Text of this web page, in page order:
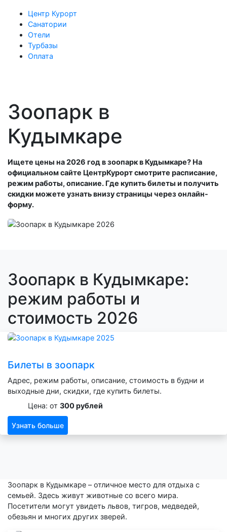
Центр Курорт
Санатории
Отели
Турбазы
Оплата
Зоопарк в
Кудымкаре
Ищете цены на 2026 год в зоопарк в Кудымкаре? На
официальном сайте ЦентрКурорт смотрите расписание,
режим работы, описание. Где купить билеты и получить
скидки можете узнать внизу страницы через онлайн-
форму.
Зоопарк в Кудымкаре:
режим работы и
стоимость 2026
Билеты в зоопарк
Адрес, режим работы, описание, стоимость в будни и
выходные дни, скидки, где купить билеты.
Цена: от 300 рублей
Узнать больше
Зоопарк в Кудымкаре – отличное место для отдыха с
семьей. Здесь живут животные со всего мира.
Посетители могут увидеть львов, тигров, медведей,
обезьян и многих других зверей.